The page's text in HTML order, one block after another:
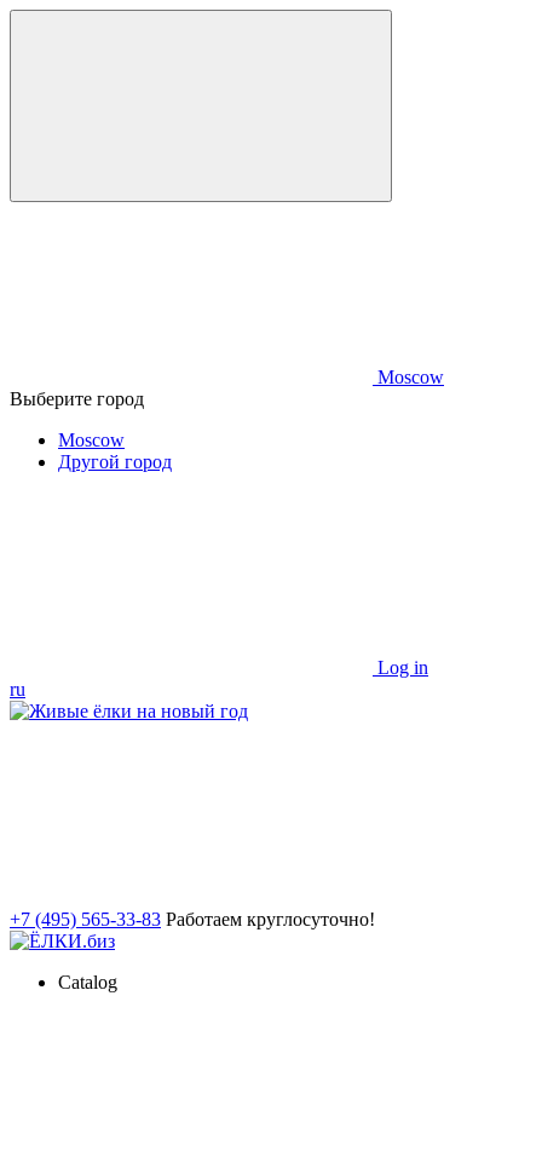
Moscow
Выберите город
Moscow
Другой город
Log in
ru
+7 (495) 565-33-83 Работаем круглосуточно!
Catalog